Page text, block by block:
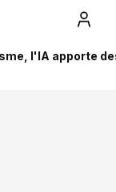
l'IA apporte